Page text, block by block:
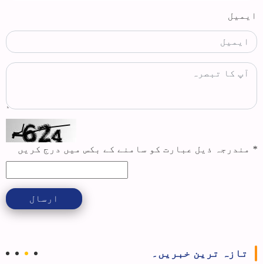
ایمیل
* مندرجہ ذیل عبارت کو سامنے کے بکس میں درج کریں
ارسال
تازہ ترین خبریں۔